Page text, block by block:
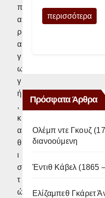
π
α
ρ
α
γ
ω
γ
ή
,
κ
α
θ
ι
σ
τ
ώ
περισσότερα
Πρόσφατα Άρθρα
Ολέμπ ντε Γκουζ
διανοούμενη
Έντιθ Κάβελ (1865
Ελίζαμπεθ Γκάρετ